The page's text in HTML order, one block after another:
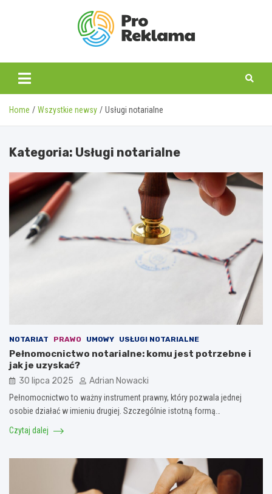
proreklama.pl
Home Wszystkie newsy Usługi notarialne
Kategoria: Usługi notarialne
NOTARIAT PRAWO UMOWY USŁUGI NOTARIALNE
Pełnomocnictwo notarialne: komu jest potrzebne i
jak je uzyskać?
30 lipca 2025 Adrian Nowacki
Pełnomocnictwo to ważny instrument prawny, który pozwala jednej
osobie działać w imieniu drugiej. Szczególnie istotną formą…
Czytaj dalej